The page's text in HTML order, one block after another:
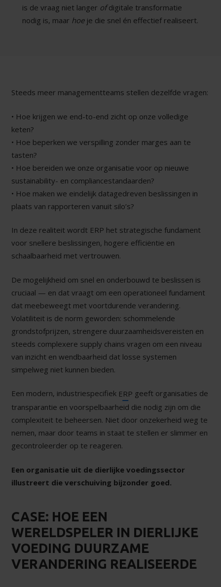
is de vraag niet langer ofdigitale transformatie
nodig is, maar hoeje die snel én effectief realiseert.
Steeds meer managementteams stellen dezelfde vragen:
• Hoe krijgen we end-to-end zicht op onze volledige
keten?
• Hoe beperken we verspilling zonder marges aan te
tasten?
• Hoe bereiden we onze organisatie voor op nieuwe
sustainability- en compliancestandaarden?
• Hoe maken we eindelijk datagedreven beslissingen in
plaats van rapporteren vanuit silo’s?
In deze realiteit wordt ERP het strategische fundament
voor snellere beslissingen, hogere efficiëntie en
schaalbaarheid met vertrouwen.
De mogelijkheid om snel en onderbouwd te beslissen is
cruciaal — en dat vraagt om een operationeel fundament
dat meebeweegt met voortdurende verandering.
Volatiliteit is de norm geworden: schommelende
grondstofprijzen, strengere duurzaamheidsvereisten en
steeds complexere supply chains vragen om een niveau
van inzicht en wendbaarheid dat losse systemen
simpelweg niet kunnen bieden.
Een modern, industriespecifiek ERP geeft organisaties de
transparantie en voorspelbaarheid die nodig zijn om die
complexiteit te beheersen. Niet door onzekerheid weg te
nemen, maar door teams in staat te stellen er slimmer en
gecontroleerder op te reageren.
Een organisatie uit de dierlijke voedingssector
illustreert die verschuiving bijzonder goed.
CASE: HOE EEN
WERELDSPELER IN DIERLIJKE
VOEDING DUURZAME
VERANDERING REALISEERDE